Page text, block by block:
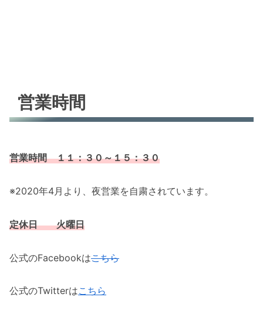
営業時間
営業時間 １１：３０～１５：３０
※2020年4月より、夜営業を自粛されています。
定休日 火曜日
公式のFacebookはこちら
公式のTwitterはこちら